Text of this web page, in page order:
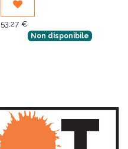
53,27€
Non disponibile